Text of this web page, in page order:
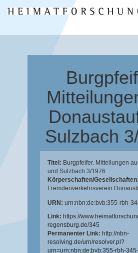
Sulzbach
Titel: Burgpfeifer. Mitteilungen
und Sulzbach 3/1976
Körperschaften/Gesellschaften:
Fremdenverkehrsverein
URN: urn:nbn:de:bvb:355-rbh-
Link: https://
regensburg.de/345
Permanenter Link: http://nbn-
resolving.de/urn/resolver.pl?
urn=urn:nbn:de:bvb:355-rbh-